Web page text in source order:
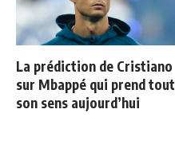
La prédiction de Cristiano
sur Mbappé qui prend tout
son sens aujourd’hui